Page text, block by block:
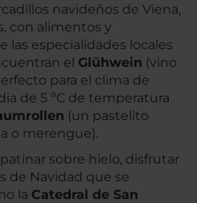
navideños de Viena,
con alimentos y
las especialidades locales
el Glühwein (vino
para el clima de
de 5 ºC de temperatura
(un pastelito
o merengue).
sobre hielo, disfrutar
de Navidad que se
la Catedral de San